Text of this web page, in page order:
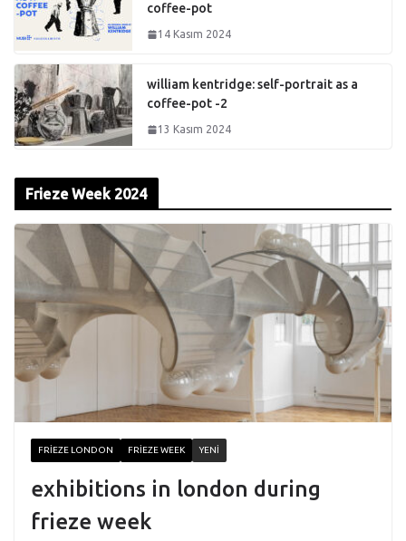
coffee-pot
14 Kasım 2024
william kentridge: self-portrait as a
coffee-pot -2
13 Kasım 2024
Frieze Week 2024
FRIEZE LONDON FRIEZE WEEK YENI
exhibitions in london during
frieze week